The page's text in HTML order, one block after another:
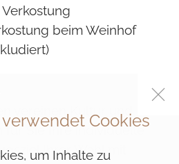
beim Weinhof
vereinen Kultur und
für Sie Ihre individuelle
Ihrer Wahl mit
Cookies
um Inhalte zu